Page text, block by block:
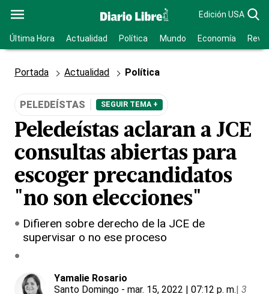
Edición USA
Última Hora Actualidad Política Mundo Economía
Portada Actualidad Política
PELEDEÍSTAS SEGUIR TEMA +
Peledeístas aclaran a JCE
consultas abiertas para
escoger precandidatos
"no son elecciones"
Difieren sobre derecho de la JCE de
supervisar o no ese proceso
Yamalie Rosario
Santo Domingo - mar. 15, 2022 | 07:12 p. m.| 3